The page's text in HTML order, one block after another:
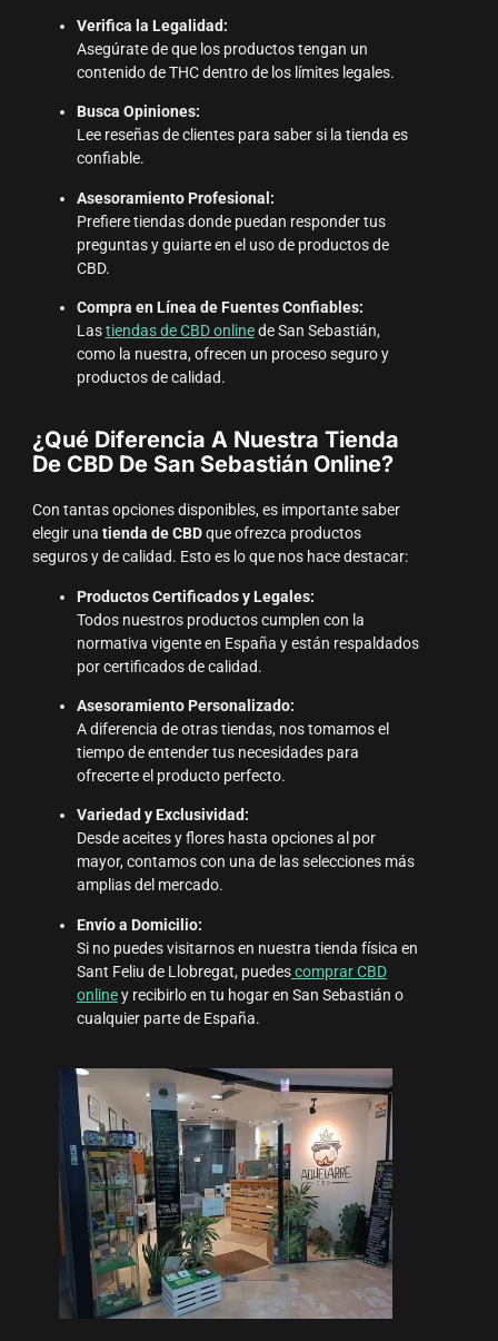
Verifica la Legalidad:
Asegúrate de que los productos tengan un
contenido de THC dentro de los límites legales.
Busca Opiniones:
Lee reseñas de clientes para saber si la tienda es
confiable.
Asesoramiento Profesional:
Prefiere tiendas donde puedan responder tus
preguntas y guiarte en el uso de productos de
CBD.
Compra en Línea de Fuentes Confiables:
Lastiendas de CBD onlinede San Sebastián,
como la nuestra, ofrecen un proceso seguro y
productos de calidad.
¿Qué Diferencia A Nuestra Tienda
De CBD De San Sebastián Online?
Con tantas opciones disponibles, es importante saber
elegir una tienda de CBDque ofrezca productos
seguros y de calidad. Esto es lo que nos hace destacar:
Productos Certificados y Legales:
Todos nuestros productos cumplen con la
normativa vigente en España y están respaldados
por certificados de calidad.
Asesoramiento Personalizado:
A diferencia de otras tiendas, nos tomamos el
tiempo de entender tus necesidades para
ofrecerte el producto perfecto.
Variedad y Exclusividad:
Desde aceites y flores hasta opciones al por
mayor, contamos con una de las selecciones más
amplias del mercado.
Envío a Domicilio:
Si no puedes visitarnos en nuestra tienda física en
Sant Feliu de Llobregat, puedescomprar CBD
onliney recibirlo en tu hogar en San Sebastián o
cualquier parte de España.